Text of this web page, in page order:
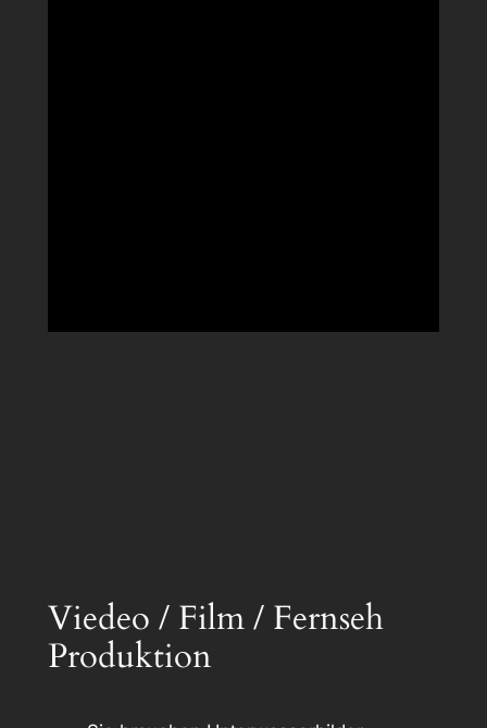
Viedeo / Film / Fernseh
Produktion